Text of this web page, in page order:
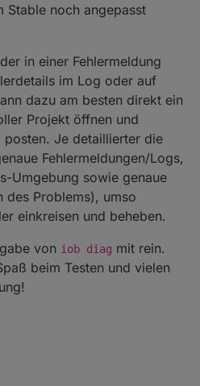
Stable noch angepasst
in einer Fehlermeldung
im Log oder auf
dazu am besten direkt ein
Projekt öffnen und
Je detaillierter die
Fehlermeldungen/Logs,
Umgebung sowie genaue
des Problems), umso
einkreisen und beheben.
von iob diag mit rein.
beim Testen und vielen